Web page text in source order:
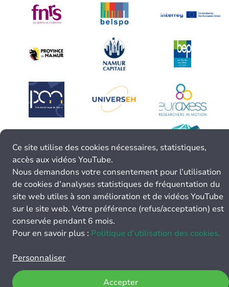
Ce site utilise des cookies nécessaires, statistiques,
accès aux vidéos YouTube.
Nous demandons votre consentement pour l’utilisation
de cookies d’analyses statistiques de fréquentation du
site web utiles à son amélioration et de vidéos YouTube
sur le site web. Votre préférence (refus/acceptation) est
conservée pendant 6 mois.
Pour en savoir plus : Politique d’utilisation des cookies.
Personnaliser
Accepter